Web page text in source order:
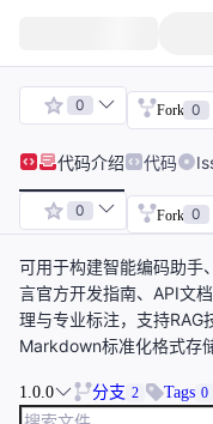
0 Fork 0
代码介绍 代码
0 Fork 0
可用于构建智能编码助手
言官方开发指南、API文
理与专业标注，支持RAG
Markdown标准化格式存
1.0.0 分支 2 Tags 0